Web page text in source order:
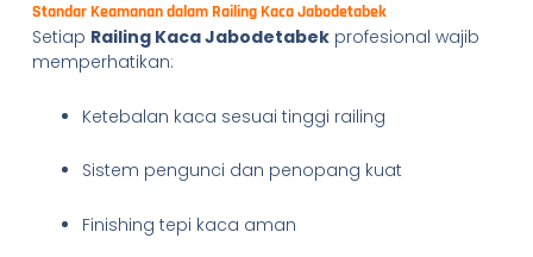
Standar Keamanan dalam Railing Kaca Jabodetabek
Setiap Railing Kaca Jabodetabekprofesional wajib
memperhatikan:
Ketebalan kaca sesuai tinggi railing
Sistem pengunci dan penopang kuat
Finishing tepi kaca aman